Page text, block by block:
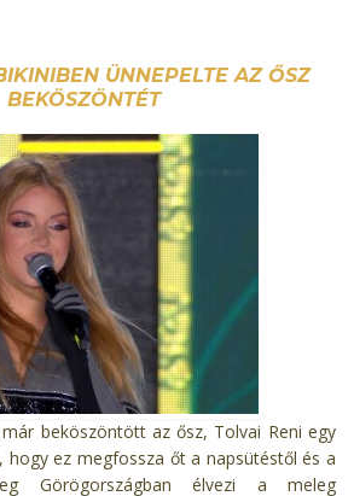
ÜNNEPELTE AZ ŐSZ
BEKÖSZÖNTÉT
beköszöntött az ősz, Tolvai Reni egy
hogy ez megfossza őt a napsütéstől és a
Görögországban élvezi a meleg